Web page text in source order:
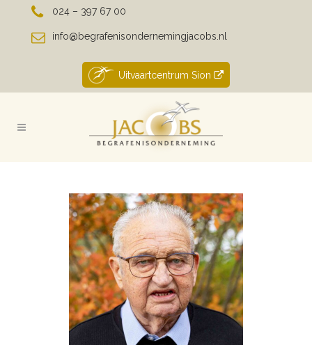
024 – 397 67 00
info@begrafenisondernemingjacobs.nl
Uitvaartcentrum Sion